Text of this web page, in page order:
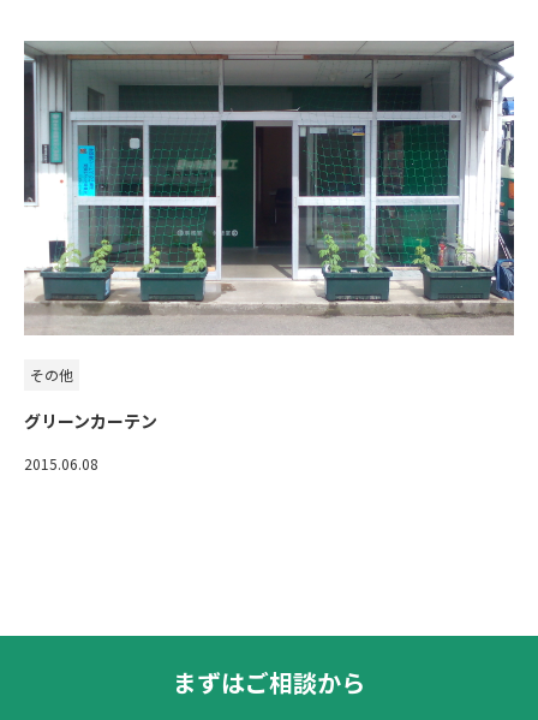
その他
グリーンカーテン
2015.06.08
まずはご相談から